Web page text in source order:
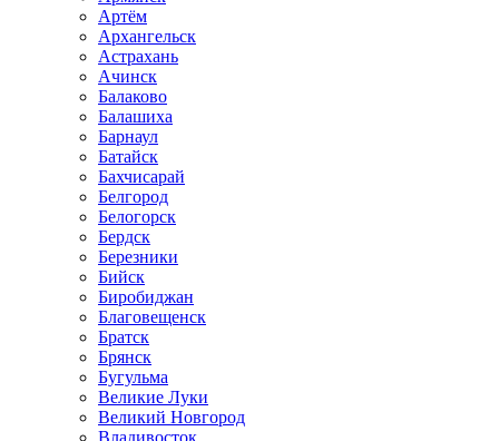
Артём
Архангельск
Астрахань
Ачинск
Балаково
Балашиха
Барнаул
Батайск
Бахчисарай
Белгород
Белогорск
Бердск
Березники
Бийск
Биробиджан
Благовещенск
Братск
Брянск
Бугульма
Великие Луки
Великий Новгород
Владивосток